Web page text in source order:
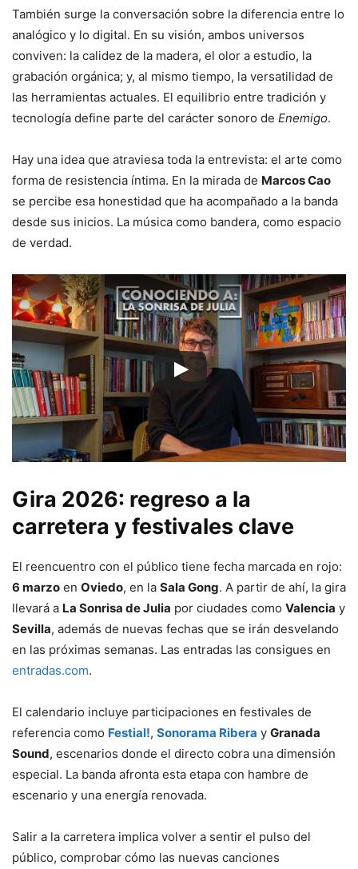
También surge la conversación sobre la diferencia entre lo
analógico y lo digital. En su visión, ambos universos
conviven: la calidez de la madera, el olor a estudio, la
grabación orgánica; y, al mismo tiempo, la versatilidad de
las herramientas actuales. El equilibrio entre tradición y
tecnología define parte del carácter sonoro de Enemigo.
Hay una idea que atraviesa toda la entrevista: el arte como
forma de resistencia íntima. En la mirada de Marcos Cao
se percibe esa honestidad que ha acompañado a la banda
desde sus inicios. La música como bandera, como espacio
de verdad.
Gira 2026: regreso a la
carretera y festivales clave
El reencuentro con el público tiene fecha marcada en rojo:
6 marzo en Oviedo, en la Sala Gong. A partir de ahí, la gira
llevará a La Sonrisa de Julia por ciudades como Valencia y
Sevilla, además de nuevas fechas que se irán desvelando
en las próximas semanas. Las entradas las consigues en
entradas.com.
El calendario incluye participaciones en festivales de
referencia como Festial!, Sonorama Ribera y Granada
Sound, escenarios donde el directo cobra una dimensión
especial. La banda afronta esta etapa con hambre de
escenario y una energía renovada.
Salir a la carretera implica volver a sentir el pulso del
público, comprobar cómo las nuevas canciones